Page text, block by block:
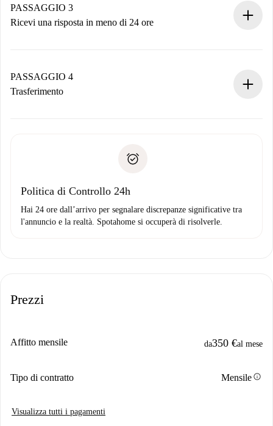
non accetta.
PASSAGGIO 3
Ricevi una risposta in meno di 24 ore
contatto con il proprietario.
Se rifiutata: non ti addebiteremo nulla e ti proporremo
Domiciliazione del pagamento
PASSAGGIO 4
Trasferimento
solo se non segnali problemi.
Politica di Controllo 24h
Hai 24 ore dall’arrivo per segnalare discrepanze significative tra
l'annuncio e la realtà. Spotahome si occuperà di risolverle.
Prezzi
Affitto mensile da350 €al mese
Tipo di contratto Mensileinfo
Visualizza tutti i pagamenti